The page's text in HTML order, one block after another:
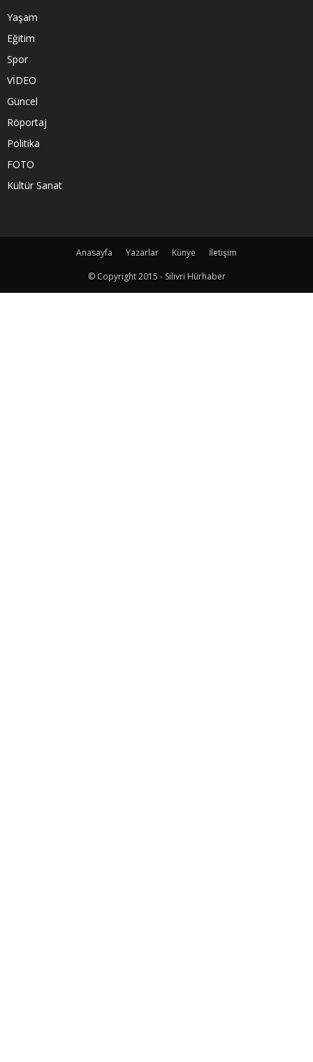
Yaşam
Eğitim
Spor
VİDEO
Güncel
Röportaj
Politika
FOTO
Kültür Sanat
Anasayfa Yazarlar Künye
İletişim
© Copyright 2015 - Silivri Hürhaber